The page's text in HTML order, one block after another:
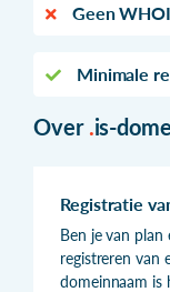
Geen
Minimale
Over .is-
Registratie
Ben je van
registreren van
domeinnaam is